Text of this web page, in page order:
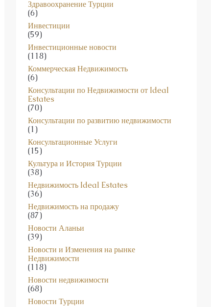
Здравоохранение Турции
(6)
Инвестиции
(59)
Инвестиционные новости
(118)
Коммерческая Недвижимость
(6)
Консультации по Недвижимости от Ideal
Estates
(70)
Консультации по развитию недвижимости
(1)
Консультационные Услуги
(15)
Культура и История Турции
(38)
Недвижимость Ideal Estates
(36)
Недвижимость на продажу
(87)
Новости Аланьи
(39)
Новости и Изменения на рынке
Недвижимости
(118)
Новости недвижимости
(68)
Новости Турции